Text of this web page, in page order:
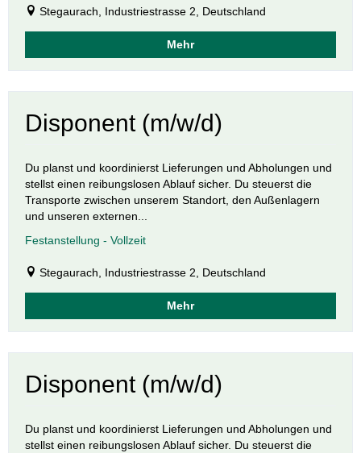
Stegaurach, Industriestrasse 2, Deutschland
Mehr
Disponent (m/w/d)
Du planst und koordinierst Lieferungen und Abholungen und
stellst einen reibungslosen Ablauf sicher. Du steuerst die
Transporte zwischen unserem Standort, den Außenlagern
und unseren externen...
Festanstellung - Vollzeit
Stegaurach, Industriestrasse 2, Deutschland
Mehr
Disponent (m/w/d)
Du planst und koordinierst Lieferungen und Abholungen und
stellst einen reibungslosen Ablauf sicher. Du steuerst die